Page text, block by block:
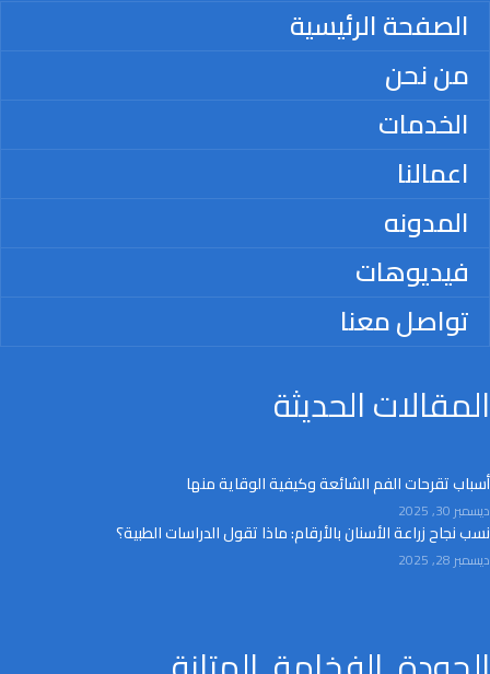
الصفحة الرئيسية
من نحن
الخدمات
اعمالنا
المدونه
فيديوهات
تواصل معنا
المقالات الحديثة
أسباب تقرحات الفم الشائعة وكيفية الوقاية منها
ديسمبر 30, 2025
نسب نجاح زراعة الأسنان بالأرقام: ماذا تقول الدراسات الطبية؟
ديسمبر 28, 2025